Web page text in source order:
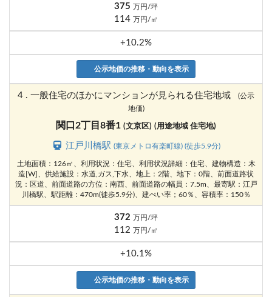
375 万円/坪
114 万円/㎡
+10.2%
公示地価の推移・動向を表示
4 . 一般住宅のほかにマンションが見られる住宅地域
(公示
地価)
関口2丁目8番1 (文京区) (用途地域 住宅地)
江戸川橋駅(東京メトロ有楽町線) (徒歩5.9分)
土地面積：126㎡、利用状況：住宅、利用状況詳細：住宅、建物構造：木
造[W]、供給施設：水道,ガス,下水、地上：2階、地下：0階、前面道路状
況：区道、前面道路の方位：南西、前面道路の幅員：7.5m、最寄駅：江戸
川橋駅、駅距離：470m(徒歩5.9分)、建ぺい率；60％、容積率：150％
372 万円/坪
112 万円/㎡
+10.1%
公示地価の推移・動向を表示